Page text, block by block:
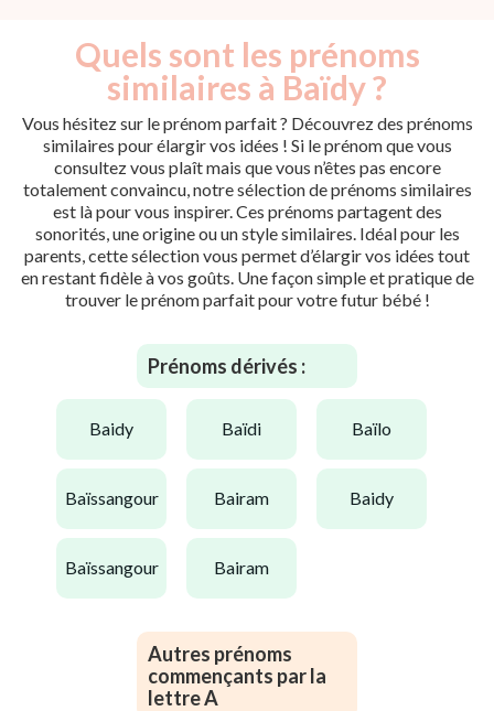
Quels sont les prénoms
similaires à Baïdy ?
Vous hésitez sur le prénom parfait ? Découvrez des prénoms
similaires pour élargir vos idées ! Si le prénom que vous
consultez vous plaît mais que vous n’êtes pas encore
totalement convaincu, notre sélection de prénoms similaires
est là pour vous inspirer. Ces prénoms partagent des
sonorités, une origine ou un style similaires. Idéal pour les
parents, cette sélection vous permet d’élargir vos idées tout
en restant fidèle à vos goûts. Une façon simple et pratique de
trouver le prénom parfait pour votre futur bébé !
Prénoms dérivés :
baidy baïdi baïlo
baïssangour bairam baidy
baïssangour bairam
Autres prénoms
commençants par la
lettre A